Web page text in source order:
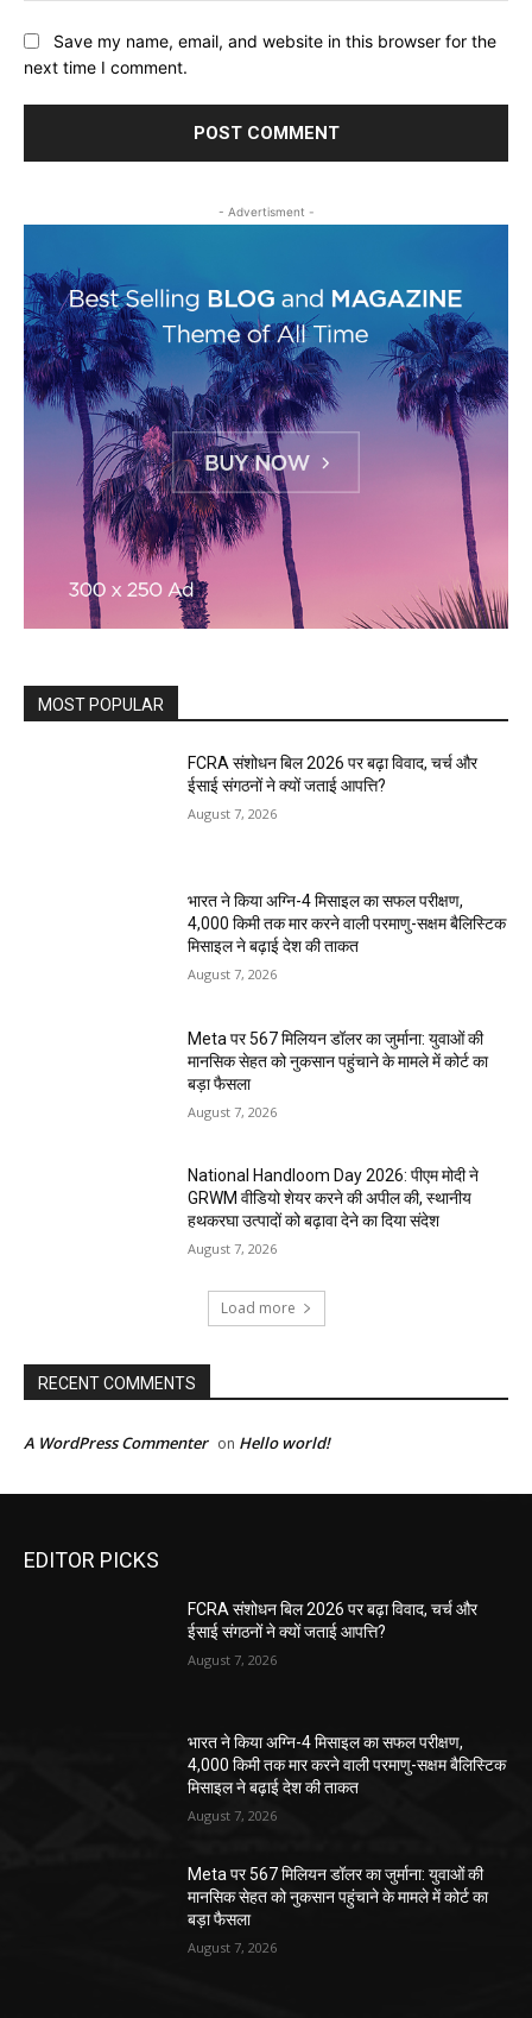
Save my name, email, and website in this browser for the
next time I comment.
- Advertisment -
MOST POPULAR
FCRA संशोधन बिल 2026 पर बढ़ा विवाद, चर्च और
ईसाई संगठनों ने क्यों जताई आपत्ति?
August 7, 2026
भारत ने किया अग्नि-4 मिसाइल का सफल परीक्षण,
4,000 किमी तक मार करने वाली परमाणु-सक्षम बैलिस्टिक
मिसाइल ने बढ़ाई देश की ताकत
August 7, 2026
Meta पर 567 मिलियन डॉलर का जुर्माना: युवाओं की
मानसिक सेहत को नुकसान पहुंचाने के मामले में कोर्ट का
बड़ा फैसला
August 7, 2026
National Handloom Day 2026: पीएम मोदी ने
GRWM वीडियो शेयर करने की अपील की, स्थानीय
हथकरघा उत्पादों को बढ़ावा देने का दिया संदेश
August 7, 2026
Load more
RECENT COMMENTS
A WordPress Commenter on Hello world!
EDITOR PICKS
FCRA संशोधन बिल 2026 पर बढ़ा विवाद, चर्च और
ईसाई संगठनों ने क्यों जताई आपत्ति?
August 7, 2026
भारत ने किया अग्नि-4 मिसाइल का सफल परीक्षण,
4,000 किमी तक मार करने वाली परमाणु-सक्षम बैलिस्टिक
मिसाइल ने बढ़ाई देश की ताकत
August 7, 2026
Meta पर 567 मिलियन डॉलर का जुर्माना: युवाओं की
मानसिक सेहत को नुकसान पहुंचाने के मामले में कोर्ट का
बड़ा फैसला
August 7, 2026